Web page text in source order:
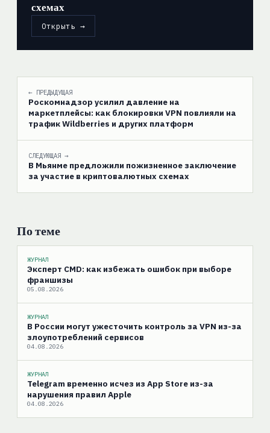
схемах
Открыть →
← ПРЕДЫДУЩАЯ
Роскомнадзор усилил давление на
маркетплейсы: как блокировки VPN повлияли на
трафик Wildberries и других платформ
СЛЕДУЮЩАЯ →
В Мьянме предложили пожизненное заключение
за участие в криптовалютных схемах
По теме
ЖУРНАЛ
Эксперт CMD: как избежать ошибок при выборе
франшизы
05.08.2026
ЖУРНАЛ
В России могут ужесточить контроль за VPN из-за
злоупотреблений сервисов
04.08.2026
ЖУРНАЛ
Telegram временно исчез из App Store из-за
нарушения правил Apple
04.08.2026